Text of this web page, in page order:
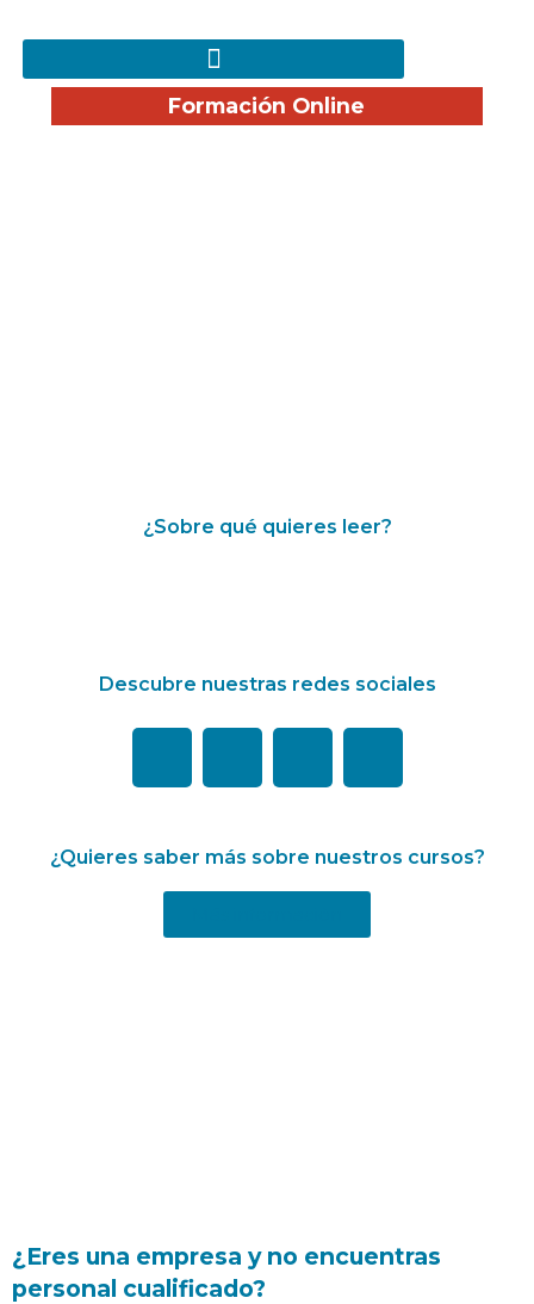
Formación Online
¿Sobre qué quieres leer?
Descubre nuestras redes sociales
¿Quieres saber más sobre nuestros cursos?
¿Eres una empresa y no encuentras
personal cualificado?